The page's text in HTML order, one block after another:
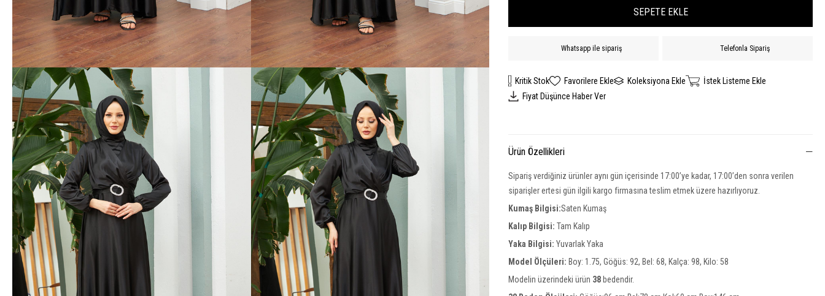
Whatsapp ile sipariş Telefonla Sipariş
Kritik Stok Favorilere Ekle Koleksiyona Ekle
İstek Listeme Ekle
Fiyat Düşünce Haber Ver
Ürün Özellikleri
Sipariş verdiğiniz ürünler aynı gün içerisinde 17:00’ye kadar, 17:00’den sonra verilen
siparişler ertesi gün ilgili kargo firmasına teslim etmek üzere hazırlıyoruz.
Kumaş Bilgisi:Saten Kumaş
Kalıp Bilgisi:Tam Kalıp
Yaka Bilgisi:Yuvarlak Yaka
Model Ölçüleri: Boy: 1.75, Göğüs: 92, Bel: 68, Kalça: 98, Kilo: 58
Modelin üzerindeki ürün 38 bedendir.